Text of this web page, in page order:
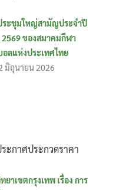
ะกาศประกวดราคา
าเขตกรุงเทพ เรื่อง การ
ระชุมใหญ่สามัญประจำปี
ของสมาคมกีฬา
อลแห่งประเทศไทย
มิถุนายน 2026